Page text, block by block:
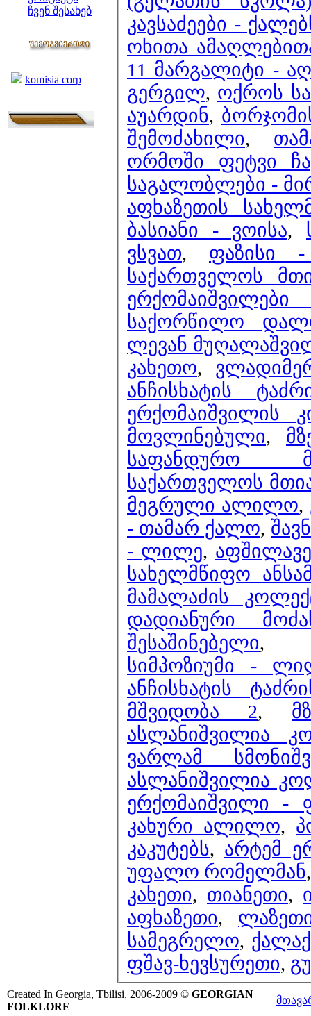
ჩვენ შესახებ
komisia corp
კავსაძეები -
ოხითა
11 მარგალიტი -
გერგილ, ოქროს
აუარდინ,
შემოძახილი,
ორმოში ფეტვი
საგალობლები -
აფხაზეთის
ბასიანი - ვოისა,
ვსვათ, ფაზისი
საქართველოს
საქორწილო
ლევან
კახეთო,
ანჩისხატის
ერქომაიშვილის
მოვლინებული,
საფანდურო
საქართველოს
მეგრული ალილო,
- თამარ ქალო,
- ლილე,
სახელმწიფო
მამალაძის
დადიანური
შესაშინებელი,
სიმპოზიუმი -
ანჩისხატის
მშვიდობა 2,
ასლანიშვილია
ვარლამ
ასლანიშვილია
ერქომაიშვილი -
კახური ალილო,
კაკუტებს, არტემ
უფალო რომელმან
კახეთი, თიანეთი,
აფხაზეთი,
სამეგრელო,
ფშავ-ხევსურეთი,
Created In Georgia, Tbilisi, 2006-2009 © GEORGIAN
FOLKLORE